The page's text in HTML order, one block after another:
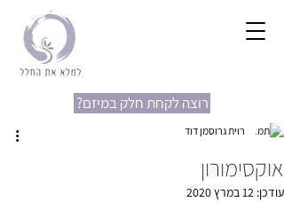
?רוצה לקחת חלק במיזם
אוקסימורון
רוית גרוסמן דוד
עודכן: 12 במרץ 2020